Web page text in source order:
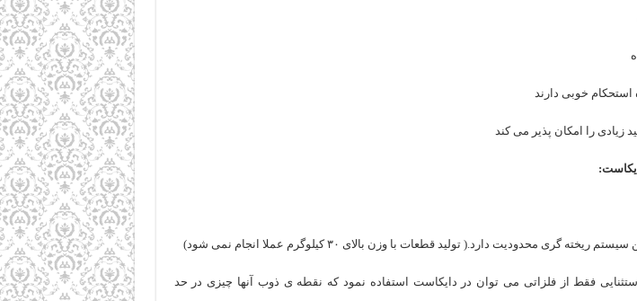
استثنایی فقط از فلزاتی می توان در دایکاست استفاده نمود که نقطه ی ذوب آنها چیزی در حد